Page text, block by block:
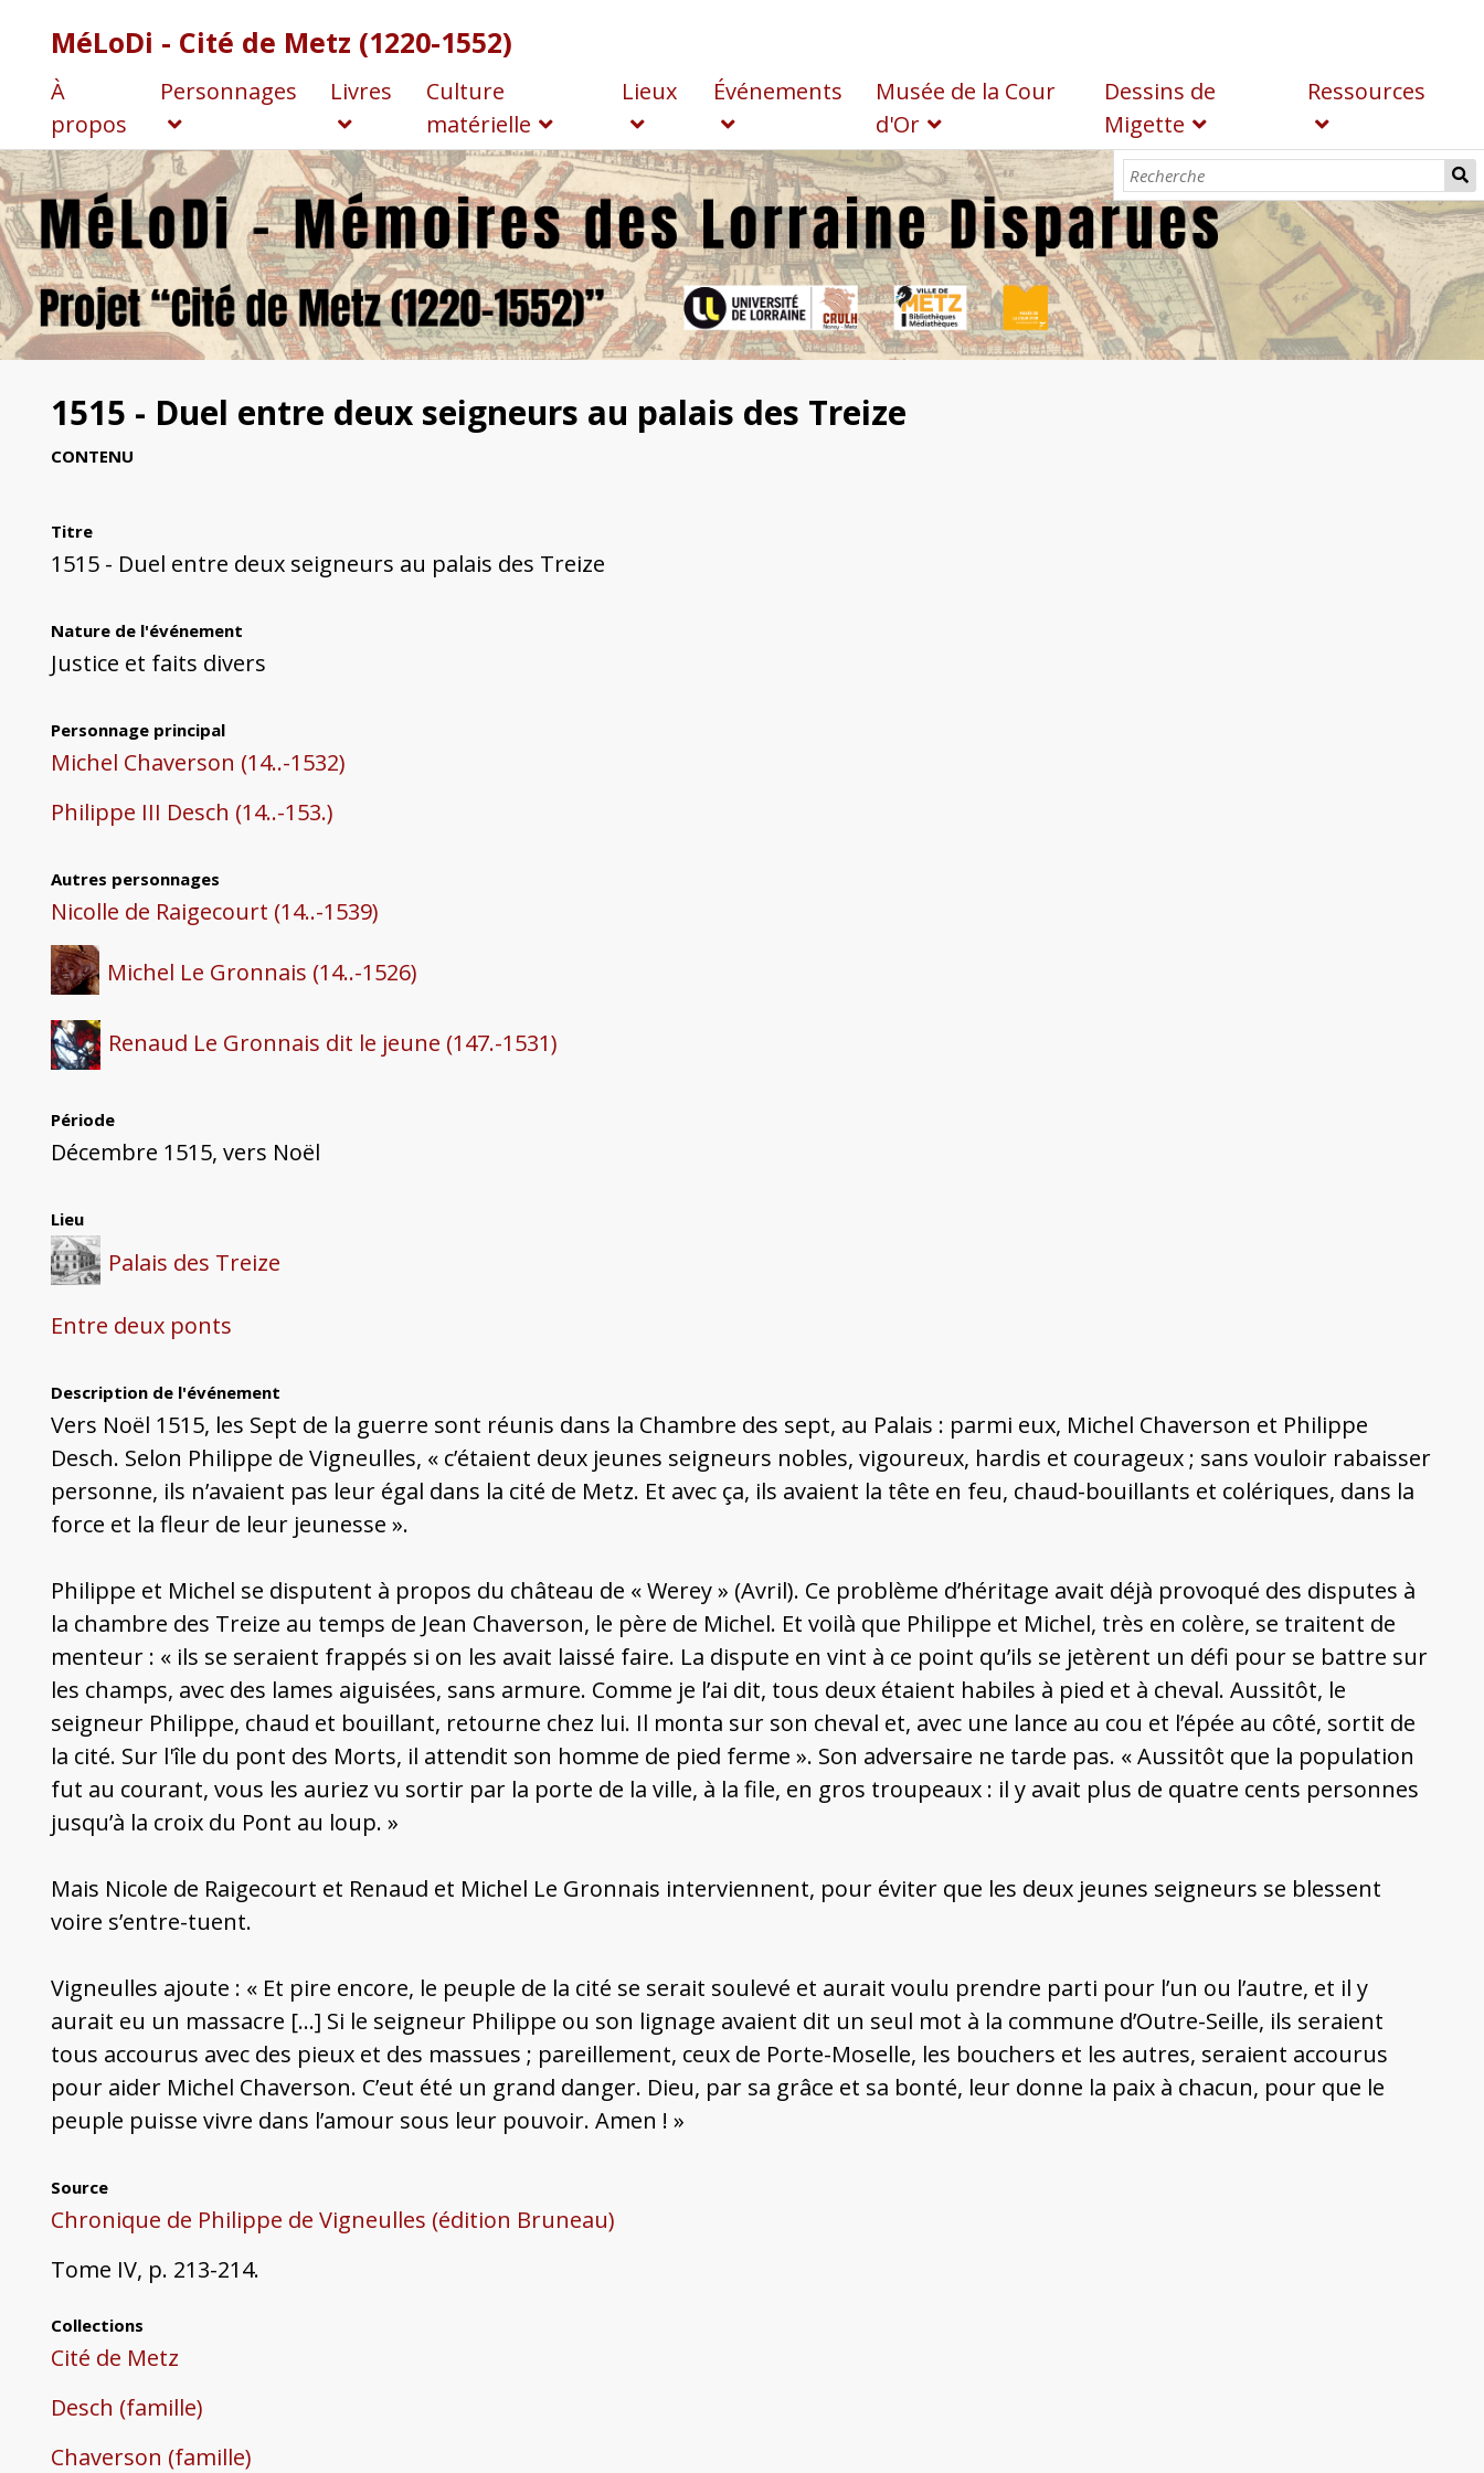
MéLoDi - Cité de Metz (1220-1552)
À
propos
Personnages Livres
Culture
matérielle
Lieux Événements
Musée de la Cour
d'Or
Dessins de
Migette
Ressources
1515 - Duel entre deux seigneurs au palais des Treize
CONTENU
Titre
1515 - Duel entre deux seigneurs au palais des Treize
Nature de l'événement
Justice et faits divers
Personnage principal
Michel Chaverson (14..-1532)
Philippe III Desch (14..-153.)
Autres personnages
Nicolle de Raigecourt (14..-1539)
Michel Le Gronnais (14..-1526)
Renaud Le Gronnais dit le jeune (147.-1531)
Période
Décembre 1515, vers Noël
Lieu
Palais des Treize
Entre deux ponts
Description de l'événement
Vers Noël 1515, les Sept de la guerre sont réunis dans la Chambre des sept, au Palais : parmi eux, Michel Chaverson et Philippe
Desch. Selon Philippe de Vigneulles, « c’étaient deux jeunes seigneurs nobles, vigoureux, hardis et courageux ; sans vouloir rabaisser
personne, ils n’avaient pas leur égal dans la cité de Metz. Et avec ça, ils avaient la tête en feu, chaud-bouillants et colériques, dans la
force et la fleur de leur jeunesse ».
Philippe et Michel se disputent à propos du château de « Werey » (Avril). Ce problème d’héritage avait déjà provoqué des disputes à
la chambre des Treize au temps de Jean Chaverson, le père de Michel. Et voilà que Philippe et Michel, très en colère, se traitent de
menteur : « ils se seraient frappés si on les avait laissé faire. La dispute en vint à ce point qu’ils se jetèrent un défi pour se battre sur
les champs, avec des lames aiguisées, sans armure. Comme je l’ai dit, tous deux étaient habiles à pied et à cheval. Aussitôt, le
seigneur Philippe, chaud et bouillant, retourne chez lui. Il monta sur son cheval et, avec une lance au cou et l’épée au côté, sortit de
la cité. Sur l'île du pont des Morts, il attendit son homme de pied ferme ». Son adversaire ne tarde pas. « Aussitôt que la population
fut au courant, vous les auriez vu sortir par la porte de la ville, à la file, en gros troupeaux : il y avait plus de quatre cents personnes
jusqu’à la croix du Pont au loup. »
Mais Nicole de Raigecourt et Renaud et Michel Le Gronnais interviennent, pour éviter que les deux jeunes seigneurs se blessent
voire s’entre-tuent.
Vigneulles ajoute : « Et pire encore, le peuple de la cité se serait soulevé et aurait voulu prendre parti pour l’un ou l’autre, et il y
aurait eu un massacre […] Si le seigneur Philippe ou son lignage avaient dit un seul mot à la commune d’Outre-Seille, ils seraient
tous accourus avec des pieux et des massues ; pareillement, ceux de Porte-Moselle, les bouchers et les autres, seraient accourus
pour aider Michel Chaverson. C’eut été un grand danger. Dieu, par sa grâce et sa bonté, leur donne la paix à chacun, pour que le
peuple puisse vivre dans l’amour sous leur pouvoir. Amen ! »
Source
Chronique de Philippe de Vigneulles (édition Bruneau)
Tome IV, p. 213-214.
Collections
Cité de Metz
Desch (famille)
Chaverson (famille)